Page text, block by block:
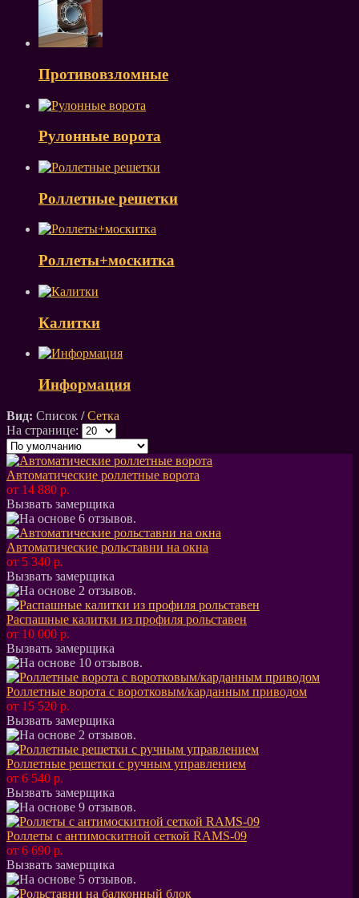
Противовзломные
Рулонные ворота
Роллетные решетки
Роллеты+москитка
Калитки
Информация
Вид: Список / Сетка
На странице:
Автоматические роллетные ворота
от 14 880 р.
Вызвать замерщика
Автоматические рольставни на окна
от 5 340 р.
Вызвать замерщика
Распашные калитки из профиля рольставен
от 10 000 р.
Вызвать замерщика
Роллетные ворота с воротковым/карданным приводом
от 15 520 р.
Вызвать замерщика
Роллетные решетки с ручным управлением
от 6 540 р.
Вызвать замерщика
Роллеты с антимоскитной сеткой RAMS-09
от 6 690 р.
Вызвать замерщика